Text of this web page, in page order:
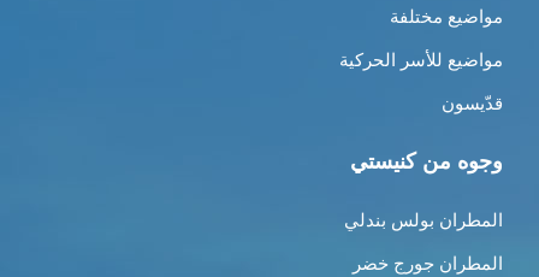
مواضيع مختلفة
مواضيع للأسر الحركية
قدّيسون
وجوه من كنيستي
المطران بولس بندلي
المطران جورج خضر